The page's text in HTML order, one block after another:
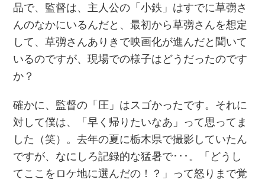
品で、監督は、主人公の「小鉄」はすでに草彅さ
んのなかにいるんだと、最初から草彅さんを想定
して、草彅さんありきで映画化が進んだと聞いて
いるのですが、現場での様子はどうだったのです
か？
確かに、監督の「圧」はスゴかったです。それに
対して僕は、「早く帰りたいなあ」って思ってま
した（笑）。去年の夏に栃木県で撮影していたん
ですが、なにしろ記録的な猛暑で･･･。「どうし
てここをロケ地に選んだの！？」って怒りまで覚